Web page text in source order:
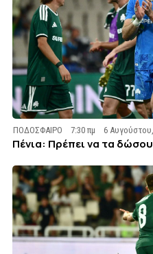
ΠΟΔΟΣΦΑΙΡΟ 7:30 πμ 6
Πένια: Πρέπει να τα